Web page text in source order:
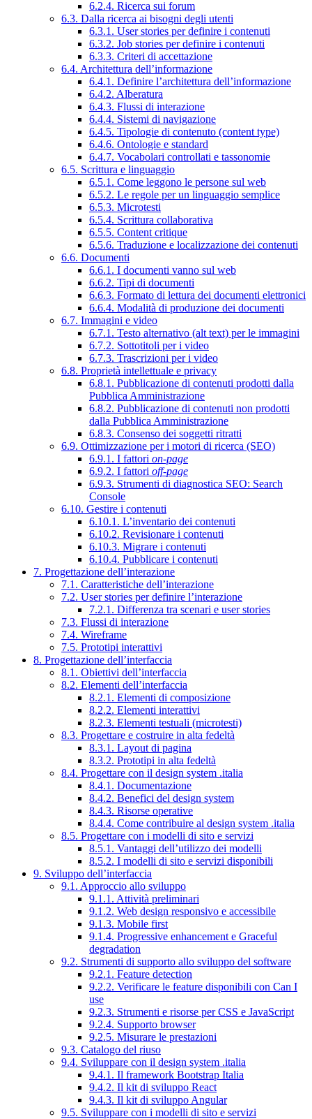
6.2.4. Ricerca sui forum
6.3. Dalla ricerca ai bisogni degli utenti
6.3.1. User stories per definire i contenuti
6.3.2. Job stories per definire i contenuti
6.3.3. Criteri di accettazione
6.4. Architettura dell’informazione
6.4.1. Definire l’architettura dell’informazione
6.4.2. Alberatura
6.4.3. Flussi di interazione
6.4.4. Sistemi di navigazione
6.4.5. Tipologie di contenuto (content type)
6.4.6. Ontologie e standard
6.4.7. Vocabolari controllati e tassonomie
6.5. Scrittura e linguaggio
6.5.1. Come leggono le persone sul web
6.5.2. Le regole per un linguaggio semplice
6.5.3. Microtesti
6.5.4. Scrittura collaborativa
6.5.5. Content critique
6.5.6. Traduzione e localizzazione dei contenuti
6.6. Documenti
6.6.1. I documenti vanno sul web
6.6.2. Tipi di documenti
6.6.3. Formato di lettura dei documenti elettronici
6.6.4. Modalità di produzione dei documenti
6.7. Immagini e video
6.7.1. Testo alternativo (alt text) per le immagini
6.7.2. Sottotitoli per i video
6.7.3. Trascrizioni per i video
6.8. Proprietà intellettuale e privacy
6.8.1. Pubblicazione di contenuti prodotti dalla
Pubblica Amministrazione
6.8.2. Pubblicazione di contenuti non prodotti
dalla Pubblica Amministrazione
6.8.3. Consenso dei soggetti ritratti
6.9. Ottimizzazione per i motori di ricerca (SEO)
6.9.1. I fattori on-page
6.9.2. I fattori off-page
6.9.3. Strumenti di diagnostica SEO: Search
Console
6.10. Gestire i contenuti
6.10.1. L’inventario dei contenuti
6.10.2. Revisionare i contenuti
6.10.3. Migrare i contenuti
6.10.4. Pubblicare i contenuti
7. Progettazione dell’interazione
7.1. Caratteristiche dell’interazione
7.2. User stories per definire l’interazione
7.2.1. Differenza tra scenari e user stories
7.3. Flussi di interazione
7.4. Wireframe
7.5. Prototipi interattivi
8. Progettazione dell’interfaccia
8.1. Obiettivi dell’interfaccia
8.2. Elementi dell’interfaccia
8.2.1. Elementi di composizione
8.2.2. Elementi interattivi
8.2.3. Elementi testuali (microtesti)
8.3. Progettare e costruire in alta fedeltà
8.3.1. Layout di pagina
8.3.2. Prototipi in alta fedeltà
8.4. Progettare con il design system .italia
8.4.1. Documentazione
8.4.2. Benefici del design system
8.4.3. Risorse operative
8.4.4. Come contribuire al design system .italia
8.5. Progettare con i modelli di sito e servizi
8.5.1. Vantaggi dell’utilizzo dei modelli
8.5.2. I modelli di sito e servizi disponibili
9. Sviluppo dell’interfaccia
9.1. Approccio allo sviluppo
9.1.1. Attività preliminari
9.1.2. Web design responsivo e accessibile
9.1.3. Mobile first
9.1.4. Progressive enhancement e Graceful
degradation
9.2. Strumenti di supporto allo sviluppo del software
9.2.1. Feature detection
9.2.2. Verificare le feature disponibili con Can I
use
9.2.3. Strumenti e risorse per CSS e JavaScript
9.2.4. Supporto browser
9.2.5. Misurare le prestazioni
9.3. Catalogo del riuso
9.4. Sviluppare con il design system .italia
9.4.1. Il framework Bootstrap Italia
9.4.2. Il kit di sviluppo React
9.4.3. Il kit di sviluppo Angular
9.5. Sviluppare con i modelli di sito e servizi